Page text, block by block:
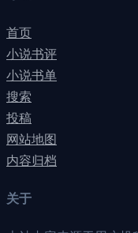
首页
小说书评
小说书单
搜索
投稿
网站地图
内容归档
关于